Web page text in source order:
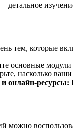
тем, которые
основные модули
насколько
онлайн-ресурсы:
можно